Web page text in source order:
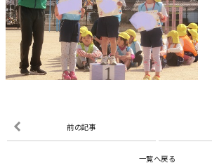
前の記事
一覧へ戻る